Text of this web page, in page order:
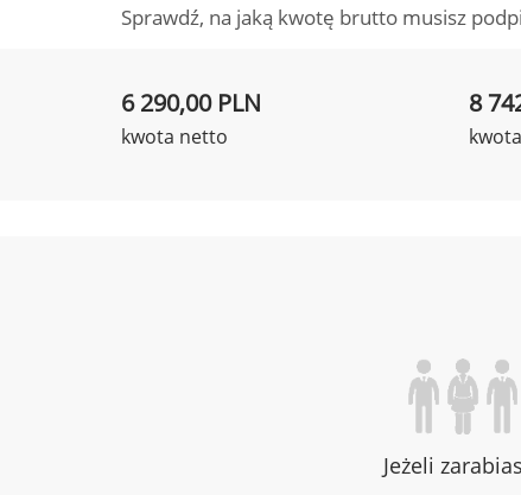
Sprawdź, na jaką kwotę brutto musisz
6 290,00 PLN
kwota netto
8
Jeżeli